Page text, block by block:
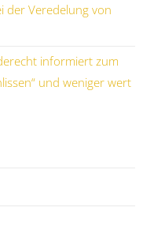
der Veredelung von
informiert zum
und weniger wert